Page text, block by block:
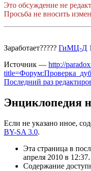
Это обсуждение не
Просьба не вносить
Заработает????? ГиМЦ-Д
Источник — http://
Последний раз
Энциклопедия
Если не указано иное,
BY-SA 3.0.
Эта страница в
апреля 2010 в 12:37.
Содержание